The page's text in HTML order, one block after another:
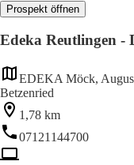
Prospekt öffnen
Edeka Reutlingen -
EDEKA Möck,
Betzenried
1,78 km
07121144700